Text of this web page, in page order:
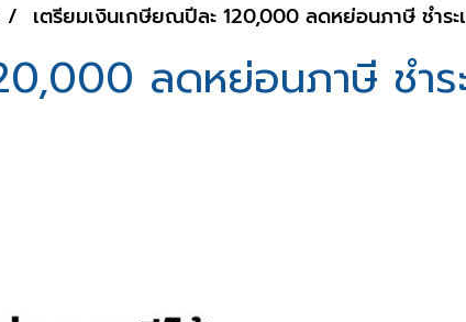
เตรียมเงินเกษียณปีละ 120,000 ลดหย่อนภาษี ชำ
ลดหย่อนภาษี ชำ